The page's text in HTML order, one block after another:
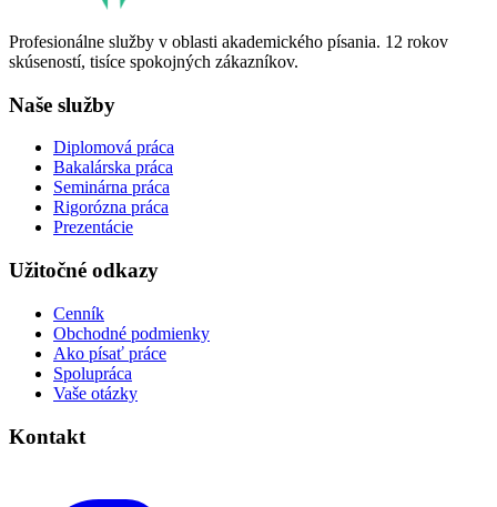
Profesionálne služby v oblasti akademického písania. 12 rokov
skúseností, tisíce spokojných zákazníkov.
Naše služby
Diplomová práca
Bakalárska práca
Seminárna práca
Rigorózna práca
Prezentácie
Užitočné odkazy
Cenník
Obchodné podmienky
Ako písať práce
Spolupráca
Vaše otázky
Kontakt